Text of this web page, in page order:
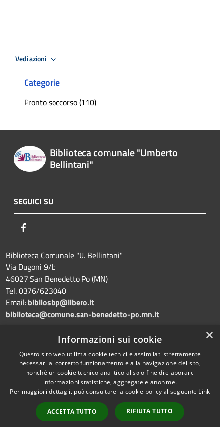
Vedi azioni
Categorie
Pronto soccorso (110)
Biblioteca comunale "Umberto
Bellintani"
SEGUICI SU
Biblioteca Comunale "U. Bellintani"
Via Dugoni 9/b
46027 San Benedetto Po (MN)
Tel. 0376/623040
Email: bibliosbp@libero.it
biblioteca@comune.san-benedetto-po.mn.it
Dichiarazione di accessibilità
Accessibilità
Copyright © 2026 • Biblioteca
comunale "Umberto Bellintani"
• Powered byMunicipium
Accesso redazione
×
Informazioni sui cookie
Questo sito web utilizza cookie tecnici e assimilati strettamente
necessari al corretto funzionamento e alla navigazione del sito,
nonché un cookie tecnico analitico al solo fine di elaborare
informazioni statistiche, aggregate e anonime.
Per maggiori dettagli, può consultare la cookie policy al seguente Link
ACCETTA TUTTO RIFIUTA TUTTO